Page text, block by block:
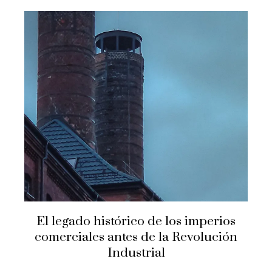
El legado histórico de los imperios
comerciales antes de la Revolución
Industrial